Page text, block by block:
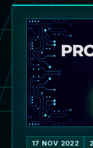
17 NOV 2022